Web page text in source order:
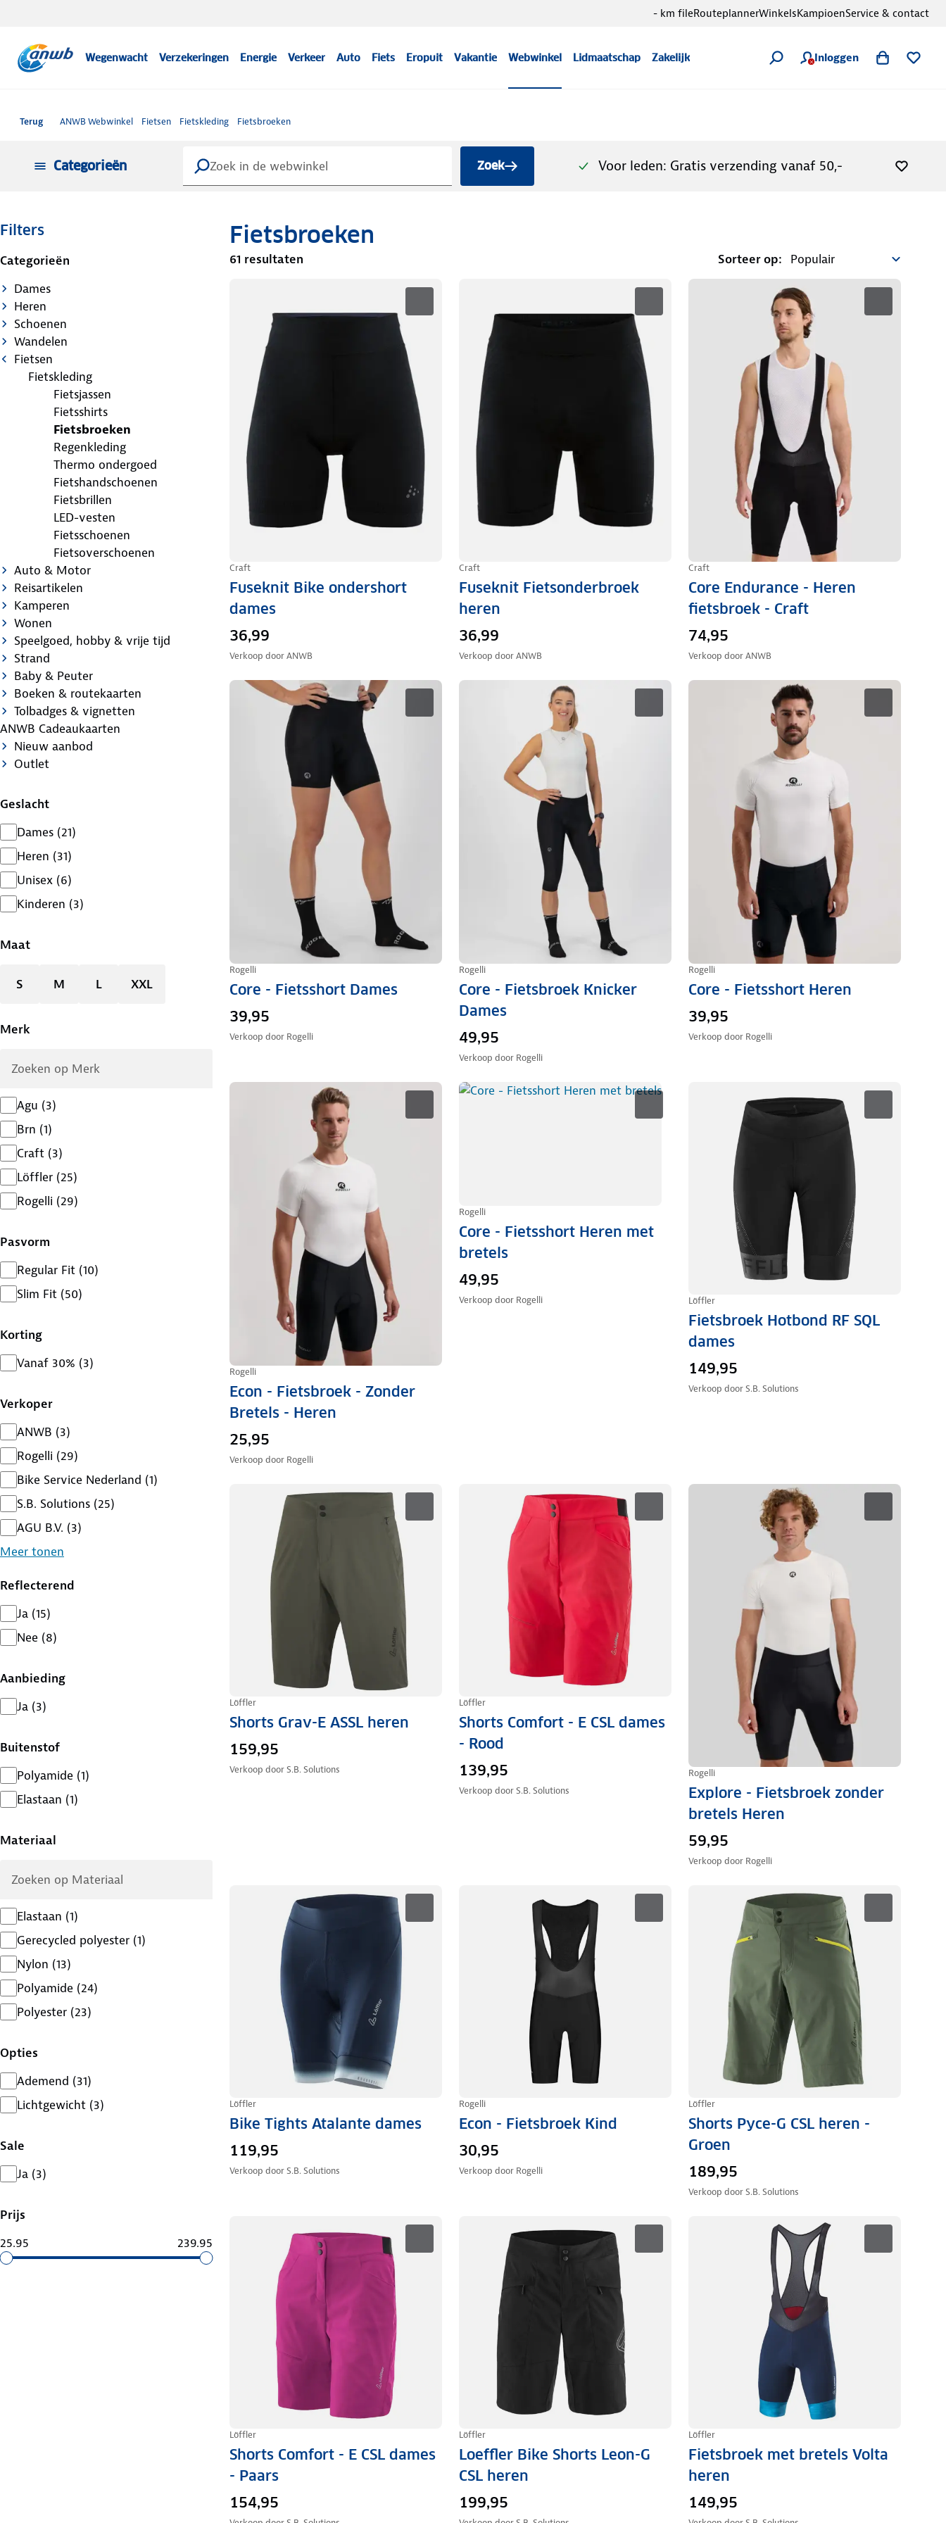
Wegenwacht Verzekeringen Energie Verkeer Auto Fiets Eropuit Vakantie Webwinkel Lidmaatschap Zakelijk Inloggen
- km fileRouteplannerWinkelsKampioenService & contact
Terug ANWB Webwinkel Fietsen Fietskleding Fietsbroeken
Categorieën Zoek Voor leden: Gratis verzending vanaf 50,-
Filters
Categorieën
Dames
Heren
Schoenen
Wandelen
Fietsen
Fietskleding
Fietsjassen
Fietsshirts
Fietsbroeken
Regenkleding
Thermo ondergoed
Fietshandschoenen
Fietsbrillen
LED-vesten
Fietsschoenen
Fietsoverschoenen
Auto & Motor
Reisartikelen
Kamperen
Wonen
Speelgoed, hobby & vrije tijd
Strand
Baby & Peuter
Boeken & routekaarten
Tolbadges & vignetten
ANWB Cadeaukaarten
Nieuw aanbod
Outlet
Geslacht
Dames (21)
Heren (31)
Unisex (6)
Kinderen (3)
Maat
S M L XXL
Merk
Agu (3)
Brn (1)
Craft (3)
Löffler (25)
Rogelli (29)
Pasvorm
Regular Fit (10)
Slim Fit (50)
Korting
Vanaf 30% (3)
Verkoper
ANWB (3)
Rogelli (29)
Bike Service Nederland (1)
S.B. Solutions (25)
AGU B.V. (3)
Meer tonen
Reflecterend
Ja (15)
Nee (8)
Aanbieding
Ja (3)
Buitenstof
Polyamide (1)
Elastaan (1)
Materiaal
Elastaan (1)
Gerecycled polyester (1)
Nylon (13)
Polyamide (24)
Polyester (23)
Opties
Ademend (31)
Lichtgewicht (3)
Sale
Ja (3)
Prijs
25.95
239.95
Fietsbroeken
61 resultaten Sorteer op:
Craft
Fuseknit Bike ondershort
dames
36,99
Verkoop doorANWB
Craft
Fuseknit Fietsonderbroek
heren
36,99
Verkoop doorANWB
Craft
Core Endurance - Heren
fietsbroek - Craft
74,95
Verkoop doorANWB
Rogelli
Core - Fietsshort Dames
39,95
Verkoop door Rogelli
Rogelli
Core - Fietsbroek Knicker
Dames
49,95
Verkoop door Rogelli
Rogelli
Core - Fietsshort Heren
39,95
Verkoop door Rogelli
Rogelli
Econ - Fietsbroek - Zonder
Bretels - Heren
25,95
Verkoop door Rogelli
Rogelli
Core - Fietsshort Heren met
bretels
49,95
Verkoop door Rogelli Löffler
Fietsbroek Hotbond RF SQL
dames
149,95
Verkoop doorS.B. Solutions
Löffler
Shorts Grav-E ASSL heren
159,95
Verkoop doorS.B. Solutions
Löffler
Shorts Comfort - E CSL dames
- Rood
139,95
Verkoop doorS.B. Solutions
Rogelli
Explore - Fietsbroek zonder
bretels Heren
59,95
Verkoop door Rogelli
Löffler
Bike Tights Atalante dames
119,95
Verkoop doorS.B. Solutions
Rogelli
Econ - Fietsbroek Kind
30,95
Verkoop door Rogelli
Löffler
Shorts Pyce-G CSL heren -
Groen
189,95
Verkoop doorS.B. Solutions
Löffler
Shorts Comfort - E CSL dames
- Paars
154,95
Löffler
Loeffler Bike Shorts Leon-G
CSL heren
199,95
Löffler
Fietsbroek met bretels Volta
heren
149,95